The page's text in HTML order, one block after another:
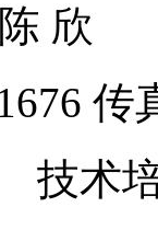
欣
传
技术